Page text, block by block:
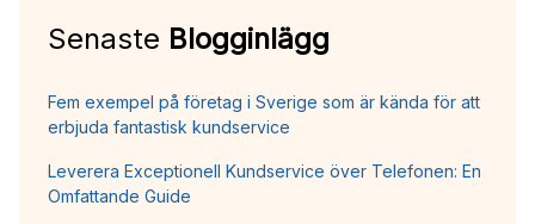
Senaste Blogginlägg
Fem exempel på företag i Sverige som är kända för att
erbjuda fantastisk kundservice
Leverera Exceptionell Kundservice över Telefonen: En
Omfattande Guide